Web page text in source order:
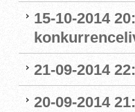
15-10-2014
21-09-2014
20-09-2014